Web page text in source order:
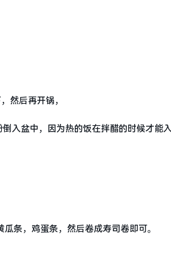
然后再开锅，
入盆中，因为热的饭在拌醋的时候才能
条，鸡蛋条，然后卷成寿司卷即可。